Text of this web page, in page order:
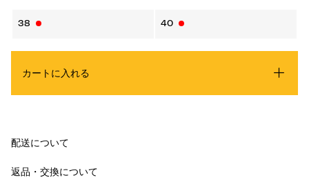
38 40
カートに入れる
配送について
返品・交換について